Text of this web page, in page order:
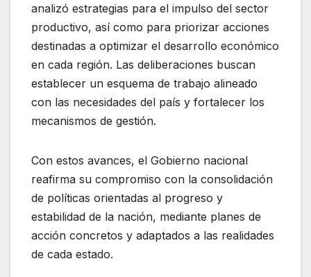
analizó estrategias para el impulso del sector
productivo, así como para priorizar acciones
destinadas a optimizar el desarrollo económico
en cada región. Las deliberaciones buscan
establecer un esquema de trabajo alineado
con las necesidades del país y fortalecer los
mecanismos de gestión.
Con estos avances, el Gobierno nacional
reafirma su compromiso con la consolidación
de políticas orientadas al progreso y
estabilidad de la nación, mediante planes de
acción concretos y adaptados a las realidades
de cada estado.